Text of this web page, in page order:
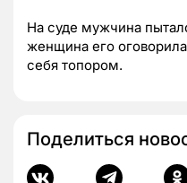
На суде мужчина
женщина его
себя топором.
Поделиться